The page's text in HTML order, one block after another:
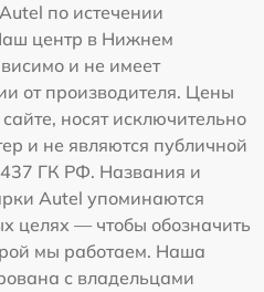
по истечении
центр в Нижнем
и не имеет
от производителя. Цены
носят исключительно
и не являются публичной
437 ГК РФ. Названия и
Autel упоминаются
целях — чтобы обозначить
мы работаем. Наша
с владельцами